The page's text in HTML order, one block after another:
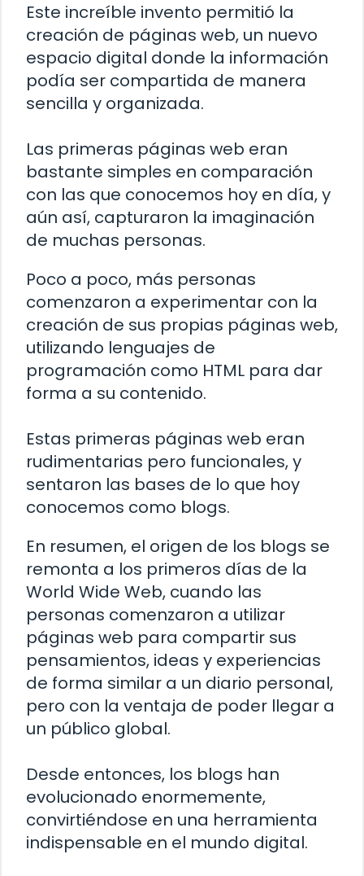
Este increíble invento permitió la
creación de páginas web, un nuevo
espacio digital donde la información
podía ser compartida de manera
sencilla y organizada.
Las primeras páginas web eran
bastante simples en comparación
con las que conocemos hoy en día, y
aún así, capturaron la imaginación
de muchas personas.
Poco a poco, más personas
comenzaron a experimentar con la
creación de sus propias páginas web,
utilizando lenguajes de
programación como HTML para dar
forma a su contenido.
Estas primeras páginas web eran
rudimentarias pero funcionales, y
sentaron las bases de lo que hoy
conocemos como blogs.
En resumen, el origen de los blogs se
remonta a los primeros días de la
World Wide Web, cuando las
personas comenzaron a utilizar
páginas web para compartir sus
pensamientos, ideas y experiencias
de forma similar a un diario personal,
pero con la ventaja de poder llegar a
un público global.
Desde entonces, los blogs han
evolucionado enormemente,
convirtiéndose en una herramienta
indispensable en el mundo digital.